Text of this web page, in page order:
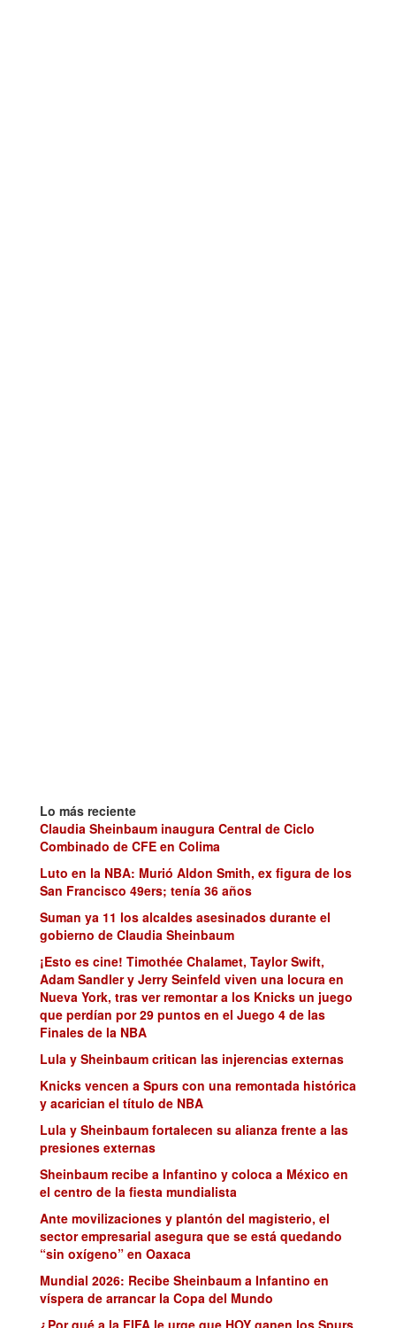
Lo más reciente
Claudia Sheinbaum inaugura Central de Ciclo
Combinado de CFE en Colima
Luto en la NBA: Murió Aldon Smith, ex figura de los
San Francisco 49ers; tenía 36 años
Suman ya 11 los alcaldes asesinados durante el
gobierno de Claudia Sheinbaum
¡Esto es cine! Timothée Chalamet, Taylor Swift,
Adam Sandler y Jerry Seinfeld viven una locura en
Nueva York, tras ver remontar a los Knicks un juego
que perdían por 29 puntos en el Juego 4 de las
Finales de la NBA
Lula y Sheinbaum critican las injerencias externas
Knicks vencen a Spurs con una remontada histórica
y acarician el título de NBA
Lula y Sheinbaum fortalecen su alianza frente a las
presiones externas
Sheinbaum recibe a Infantino y coloca a México en
el centro de la fiesta mundialista
Ante movilizaciones y plantón del magisterio, el
sector empresarial asegura que se está quedando
“sin oxígeno” en Oaxaca
Mundial 2026: Recibe Sheinbaum a Infantino en
víspera de arrancar la Copa del Mundo
¿Por qué a la FIFA le urge que HOY ganen los Spurs